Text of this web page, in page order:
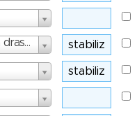
E451 - Trifosforečnany - sodný a draselný - skóre: 3